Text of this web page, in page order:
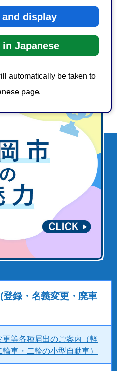
and display
Japanese
automatically be taken to
page.
録・名義変更・廃車
等各種届出のご案内（軽
車・二輪の小型自動車）